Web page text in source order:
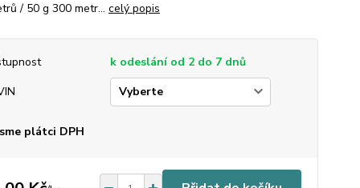
/ 50 g 300 metr... celý popis
k odeslání od 2 do 7 dnů
plátci DPH